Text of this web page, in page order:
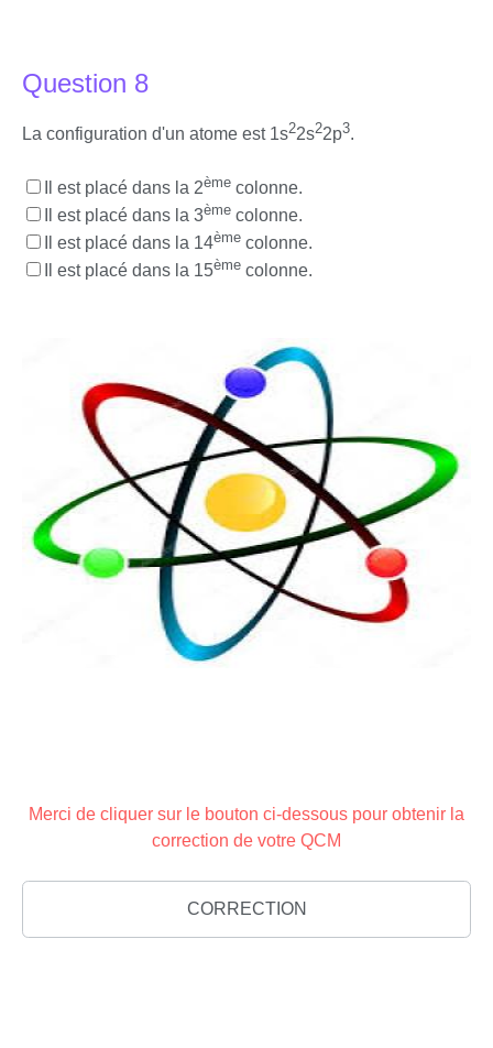
Question 8
La configuration d'un atome est 1s22s22p3.
Il est placé dans la 2ème colonne.
Il est placé dans la 3ème colonne.
Il est placé dans la 14ème colonne.
Il est placé dans la 15ème colonne.
Merci de cliquer sur le bouton ci-dessous pour obtenir la
correction de votre QCM